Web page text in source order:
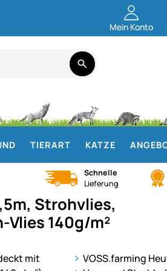
Mein Konto
TIERART KATZE
Schnelle
Lieferung
Strohvlies,
140g/m²
VOSS.farming